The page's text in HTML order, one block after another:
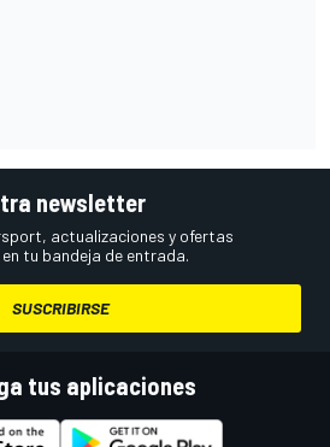
newsletter
actualizaciones y ofertas
tu bandeja de entrada.
SUSCRIBIRSE
tus aplicaciones